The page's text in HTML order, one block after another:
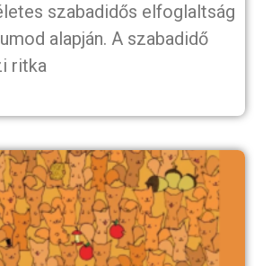
szabadidős elfoglaltság
alapján. A szabadidő
ritka